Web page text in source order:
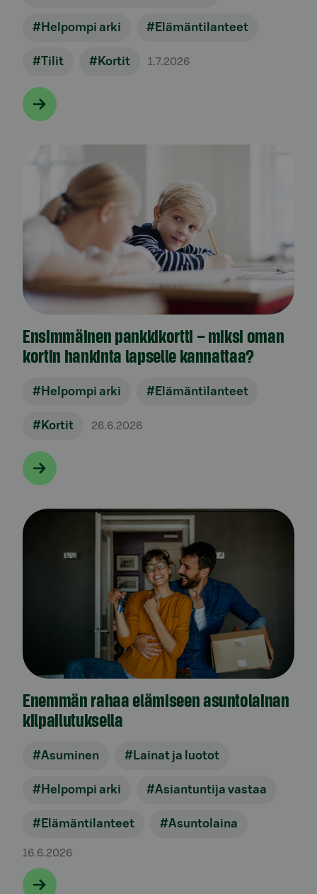
#Helpompi arki #Elämäntilanteet
#Tilit #Kortit 1.7.2026
Ensimmäinen pankkikortti – miksi oman
kortin hankinta lapselle kannattaa?
#Helpompi arki #Elämäntilanteet
#Kortit 26.6.2026
Enemmän rahaa elämiseen asuntolainan
kilpailutuksella
#Asuminen #Lainat ja luotot
#Helpompi arki #Asiantuntija vastaa
#Elämäntilanteet #Asuntolaina
16.6.2026